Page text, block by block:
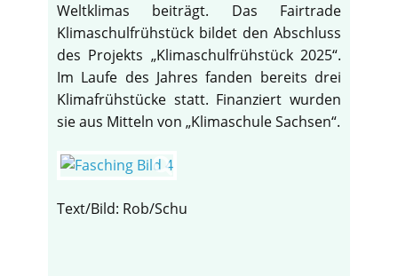
Weltklimas beiträgt. Das Fairtrade
Klimaschulfrühstück bildet den Abschluss
des Projekts „Klimaschulfrühstück 2025“.
Im Laufe des Jahres fanden bereits drei
Klimafrühstücke statt. Finanziert wurden
sie aus Mitteln von „Klimaschule Sachsen“.
Text/Bild: Rob/Schu